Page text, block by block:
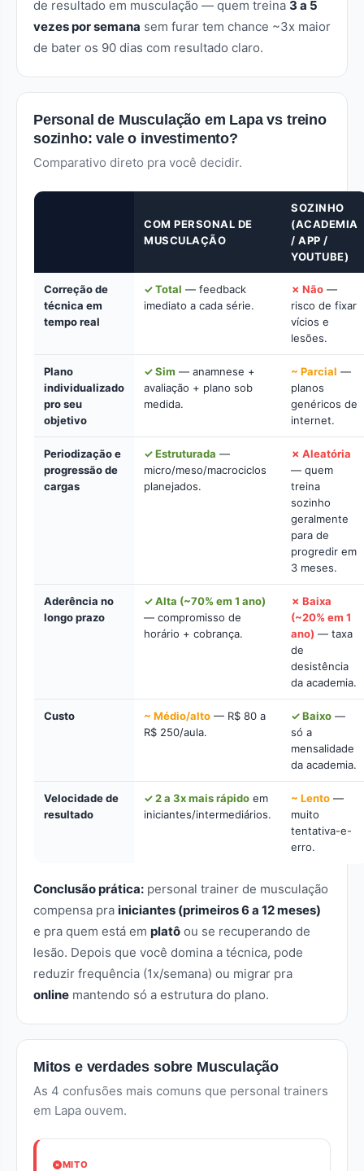
de resultado em musculação — quem treina 3 a 5
vezes por semana sem furar tem chance ~3x maior
de bater os 90 dias com resultado claro.
Personal de Musculação em Lapa vs treino
sozinho: vale o investimento?
Comparativo direto pra você decidir.
COM PERSONAL DE
MUSCULAÇÃO
SOZINHO
(ACADEMIA
/ APP /
YOUTUBE)
Correção de
técnica em
tempo real
✓ Total — feedback
imediato a cada série.
✗ Não —
risco de fixar
vícios e
lesões.
Plano
individualizado
pro seu
objetivo
✓ Sim — anamnese +
avaliação + plano sob
medida.
~ Parcial —
planos
genéricos de
internet.
Periodização e
progressão de
cargas
✓ Estruturada —
micro/meso/macrociclos
planejados.
✗ Aleatória
— quem
treina
sozinho
geralmente
para de
progredir em
3 meses.
Aderência no
longo prazo
✓ Alta (~70% em 1 ano)
— compromisso de
horário + cobrança.
✗ Baixa
(~20% em 1
ano) — taxa
de
desistência
da academia.
Custo ~ Médio/alto — R$ 80 a
R$ 250/aula.
✓ Baixo —
só a
mensalidade
da academia.
Velocidade de
resultado
✓ 2 a 3x mais rápido em
iniciantes/intermediários.
~ Lento —
muito
tentativa-e-
erro.
Conclusão prática: personal trainer de musculação
compensa pra iniciantes (primeiros 6 a 12 meses)
e pra quem está em platô ou se recuperando de
lesão. Depois que você domina a técnica, pode
reduzir frequência (1x/semana) ou migrar pra
online mantendo só a estrutura do plano.
Mitos e verdades sobre Musculação
As 4 confusões mais comuns que personal trainers
em Lapa ouvem.
MITO